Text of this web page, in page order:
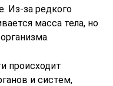
Из-за редкого
масса тела, но
происходит
и систем,